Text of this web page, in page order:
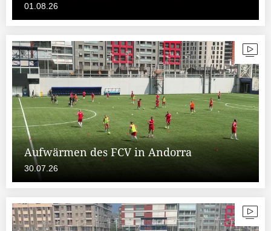
01.08.26
Aufwärmen des FCV in Andorra
30.07.26